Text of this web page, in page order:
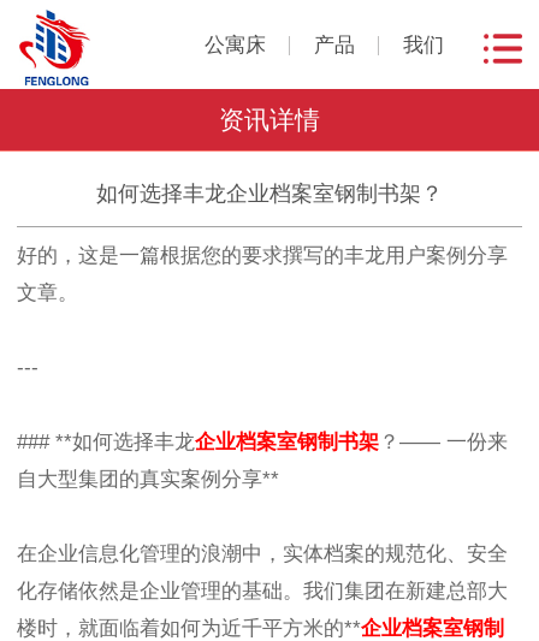
公寓床 产品 我们
资讯详情
如何选择丰龙企业档案室钢制书架？
好的，这是一篇根据您的要求撰写的丰龙用户案例分享
文章。
---
### **如何选择丰龙企业档案室钢制书架 ？—— 一份来
自大型集团的真实案例分享**
在企业信息化管理的浪潮中，实体档案的规范化、安全
化存储依然是企业管理的基础。我们集团在新建总部大
楼时，就面临着如何为近千平方米的**企业档案室钢制